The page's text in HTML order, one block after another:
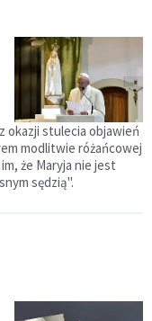
okazji stulecia objawień
modlitwie różańcowej
że Maryja nie jest
sędzią".